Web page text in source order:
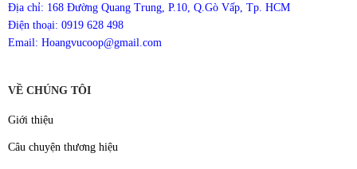
Địa chỉ: 168 Đường Quang Trung, P.10, Q.Gò Vấp, Tp. HCM
Điện thoại: 0919 628 498
Email: Hoangvucoop@gmail.com
VỀ CHÚNG TÔI
Giới thiệu
Câu chuyện thương hiệu